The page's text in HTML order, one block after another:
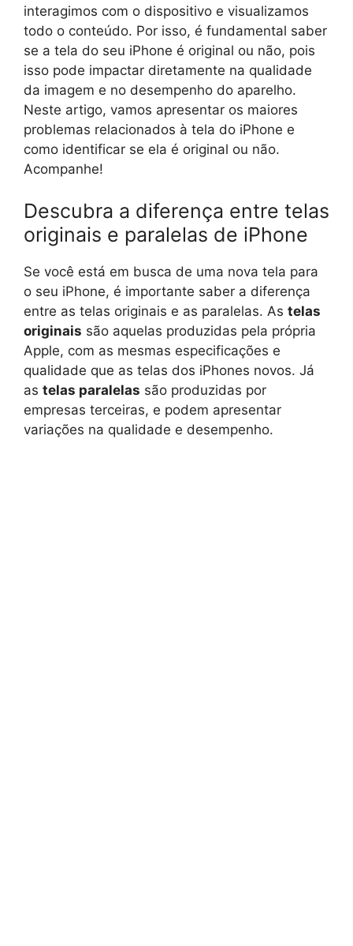
interagimos com o dispositivo e visualizamos
todo o conteúdo. Por isso, é fundamental saber
se a tela do seu iPhone é original ou não, pois
isso pode impactar diretamente na qualidade
da imagem e no desempenho do aparelho.
Neste artigo, vamos apresentar os maiores
problemas relacionados à tela do iPhone e
como identificar se ela é original ou não.
Acompanhe!
Descubra a diferença entre telas
originais e paralelas de iPhone
Se você está em busca de uma nova tela para
o seu iPhone, é importante saber a diferença
entre as telas originais e as paralelas. As telas
originais são aquelas produzidas pela própria
Apple, com as mesmas especificações e
qualidade que as telas dos iPhones novos. Já
as telas paralelas são produzidas por
empresas terceiras, e podem apresentar
variações na qualidade e desempenho.